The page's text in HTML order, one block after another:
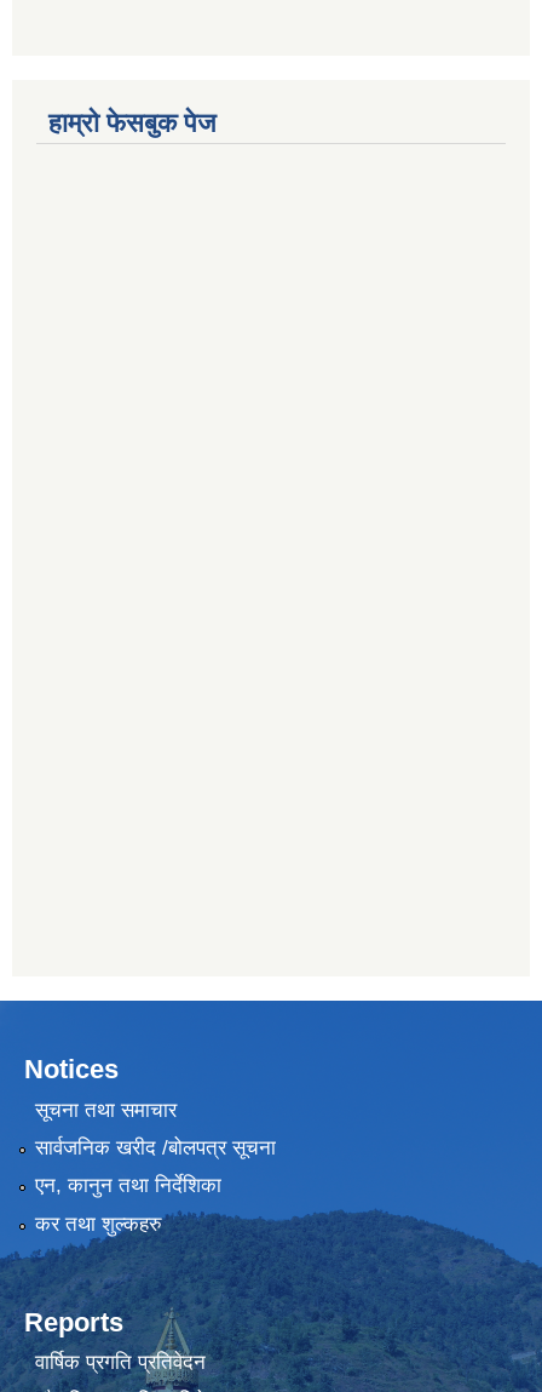
हाम्रो फेसबुक पेज
Notices
सूचना तथा समाचार
सार्वजनिक खरीद /बोलपत्र सूचना
एन, कानुन तथा निर्देशिका
कर तथा शुल्कहरु
Reports
वार्षिक प्रगति प्रतिवेदन